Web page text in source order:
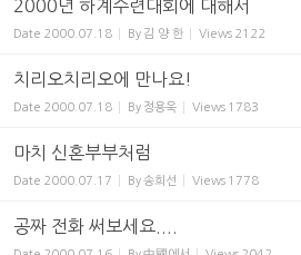
2000년 하계수련대회에 대해서
Date 2000.07.18 By 김 양 한 Views 2122
치리오치리오에 만나요!
Date 2000.07.18 By 정용욱 Views 1783
마치 신혼부부처럼
Date 2000.07.17 By송희선 Views 1778
공짜 전화 써보세요....